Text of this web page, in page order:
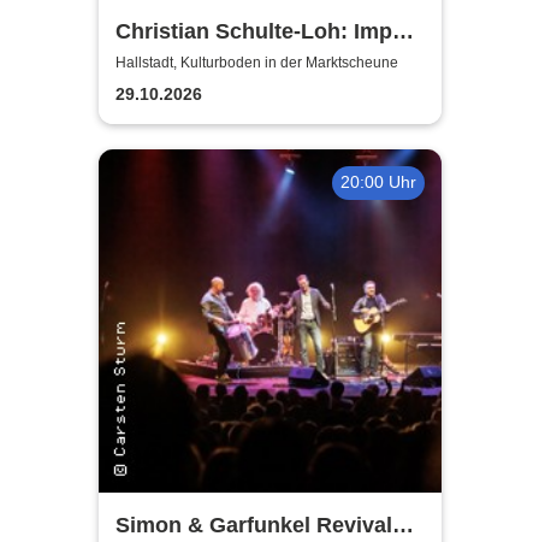
Christian Schulte-Loh: Import
Export
Hallstadt, Kulturboden in der Marktscheune
29.10.2026
20:00 Uhr
Simon & Garfunkel Revival